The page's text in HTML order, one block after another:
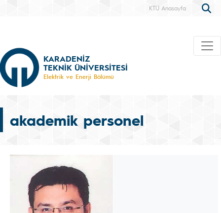
KTÜ Anasayfa
KARADENİZ
TEKNİK ÜNİVERSİTESİ
Elektrik ve Enerji Bölümü
akademik personel